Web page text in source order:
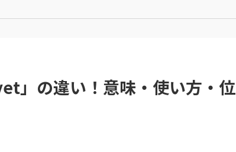
」の違い！意味・使い方・位